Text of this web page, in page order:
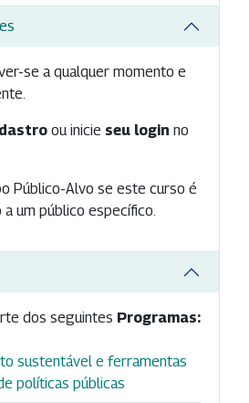
se a qualquer momento e
ou inicie seu login no
Público-Alvo se este curso é
um público específico.
dos seguintes Programas:
sustentável e ferramentas
políticas públicas